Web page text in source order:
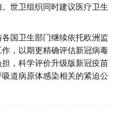
世卫组织同时建议医疗卫生
国卫生部门继续依托欧洲监
，以期更精确评估新冠病毒
，科学评价升级版新冠疫苗
道病原体感染相关的紧迫公